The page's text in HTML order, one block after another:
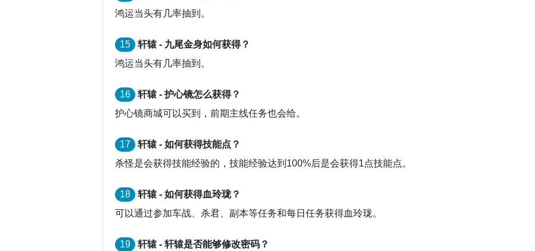
鸿运当头有几率抽到。
15
轩辕 - 九尾金身如何获得？
鸿运当头有几率抽到。
16
轩辕 - 护心镜怎么获得？
护心镜商城可以买到，前期主线任务也会给。
17
轩辕 - 如何获得技能点？
杀怪是会获得技能经验的，技能经验达到100%后是会获得1点技能点。
18
轩辕 - 如何获得血玲珑？
可以通过参加车战、杀君、副本等任务和每日任务获得血玲珑。
19 轩辕 - 轩辕是否能够修改密码？